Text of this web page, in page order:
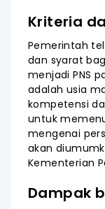
Kriteria
Pemerintah
dan syarat
menjadi PNS
adalah usia
kompetensi
untuk
mengenai
akan
Kementerian
Dampak